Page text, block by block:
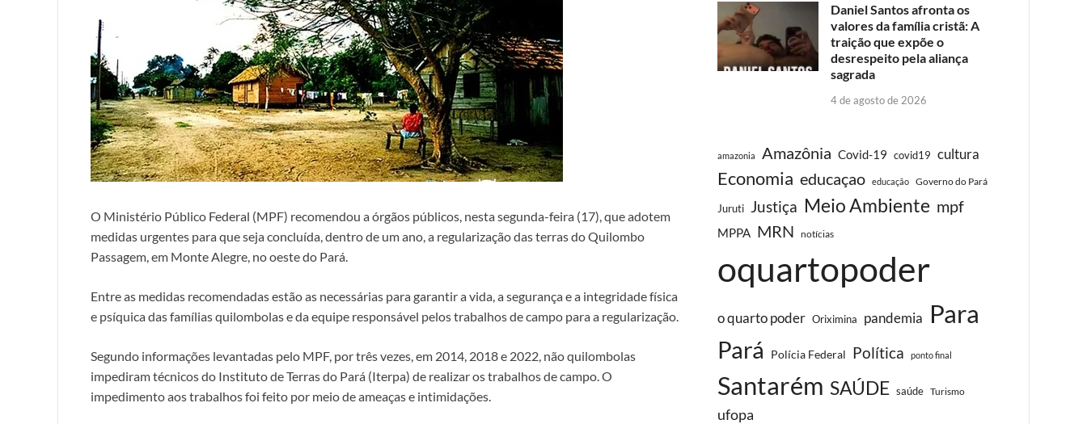
O Ministério Público Federal (MPF) recomendou a órgãos públicos, nesta segunda-feira (17), que adotem
medidas urgentes para que seja concluída, dentro de um ano, a regularização das terras do Quilombo
Passagem, em Monte Alegre, no oeste do Pará.
Entre as medidas recomendadas estão as necessárias para garantir a vida, a segurança e a integridade física
e psíquica das famílias quilombolas e da equipe responsável pelos trabalhos de campo para a regularização.
Segundo informações levantadas pelo MPF, por três vezes, em 2014, 2018 e 2022, não quilombolas
impediram técnicos do Instituto de Terras do Pará (Iterpa) de realizar os trabalhos de campo. O
impedimento aos trabalhos foi feito por meio de ameaças e intimidações.
Daniel Santos afronta os
valores da família cristã: A
traição que expõe o
desrespeito pela aliança
sagrada
4 de agosto de 2026
amazonia Amazônia Covid-19 covid19 cultura
Economia educaçao educação Governo do Pará
Juruti Justiça Meio Ambiente mpf
MPPA MRN notícias
oquartopoder
o quarto poder Oriximina pandemia Para
Pará Polícia Federal Política ponto final
Santarém SAÚDE saúde Turismo
ufopa